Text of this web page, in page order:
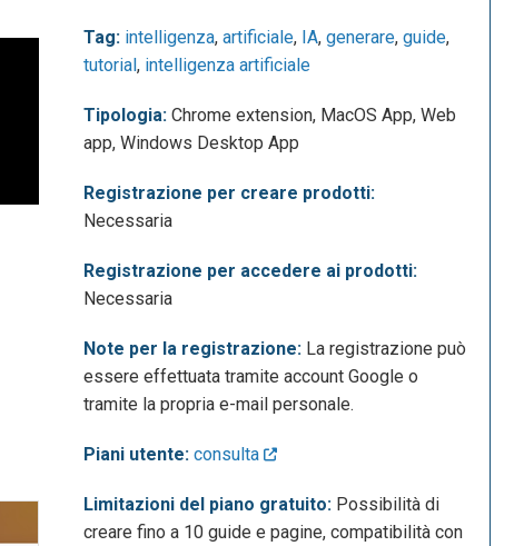
Tag: intelligenza,artificiale, IA,generare,guide,
tutorial, intelligenza artificiale
Tipologia: Chrome extension, MacOS App, Web
app, Windows Desktop App
Registrazione per creare prodotti:
Necessaria
Registrazione per accedere ai prodotti:
Necessaria
Note per la registrazione: La registrazione può
essere effettuata tramite account Google o
tramite la propria e-mail personale.
Piani utente: consulta
Limitazioni del piano gratuito: Possibilità di
creare fino a 10 guide e pagine, compatibilità con